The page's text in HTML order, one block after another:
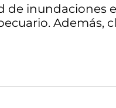
inundaciones
Además,